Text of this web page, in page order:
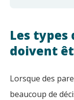
Les types
doivent
Lorsque des
beaucoup de